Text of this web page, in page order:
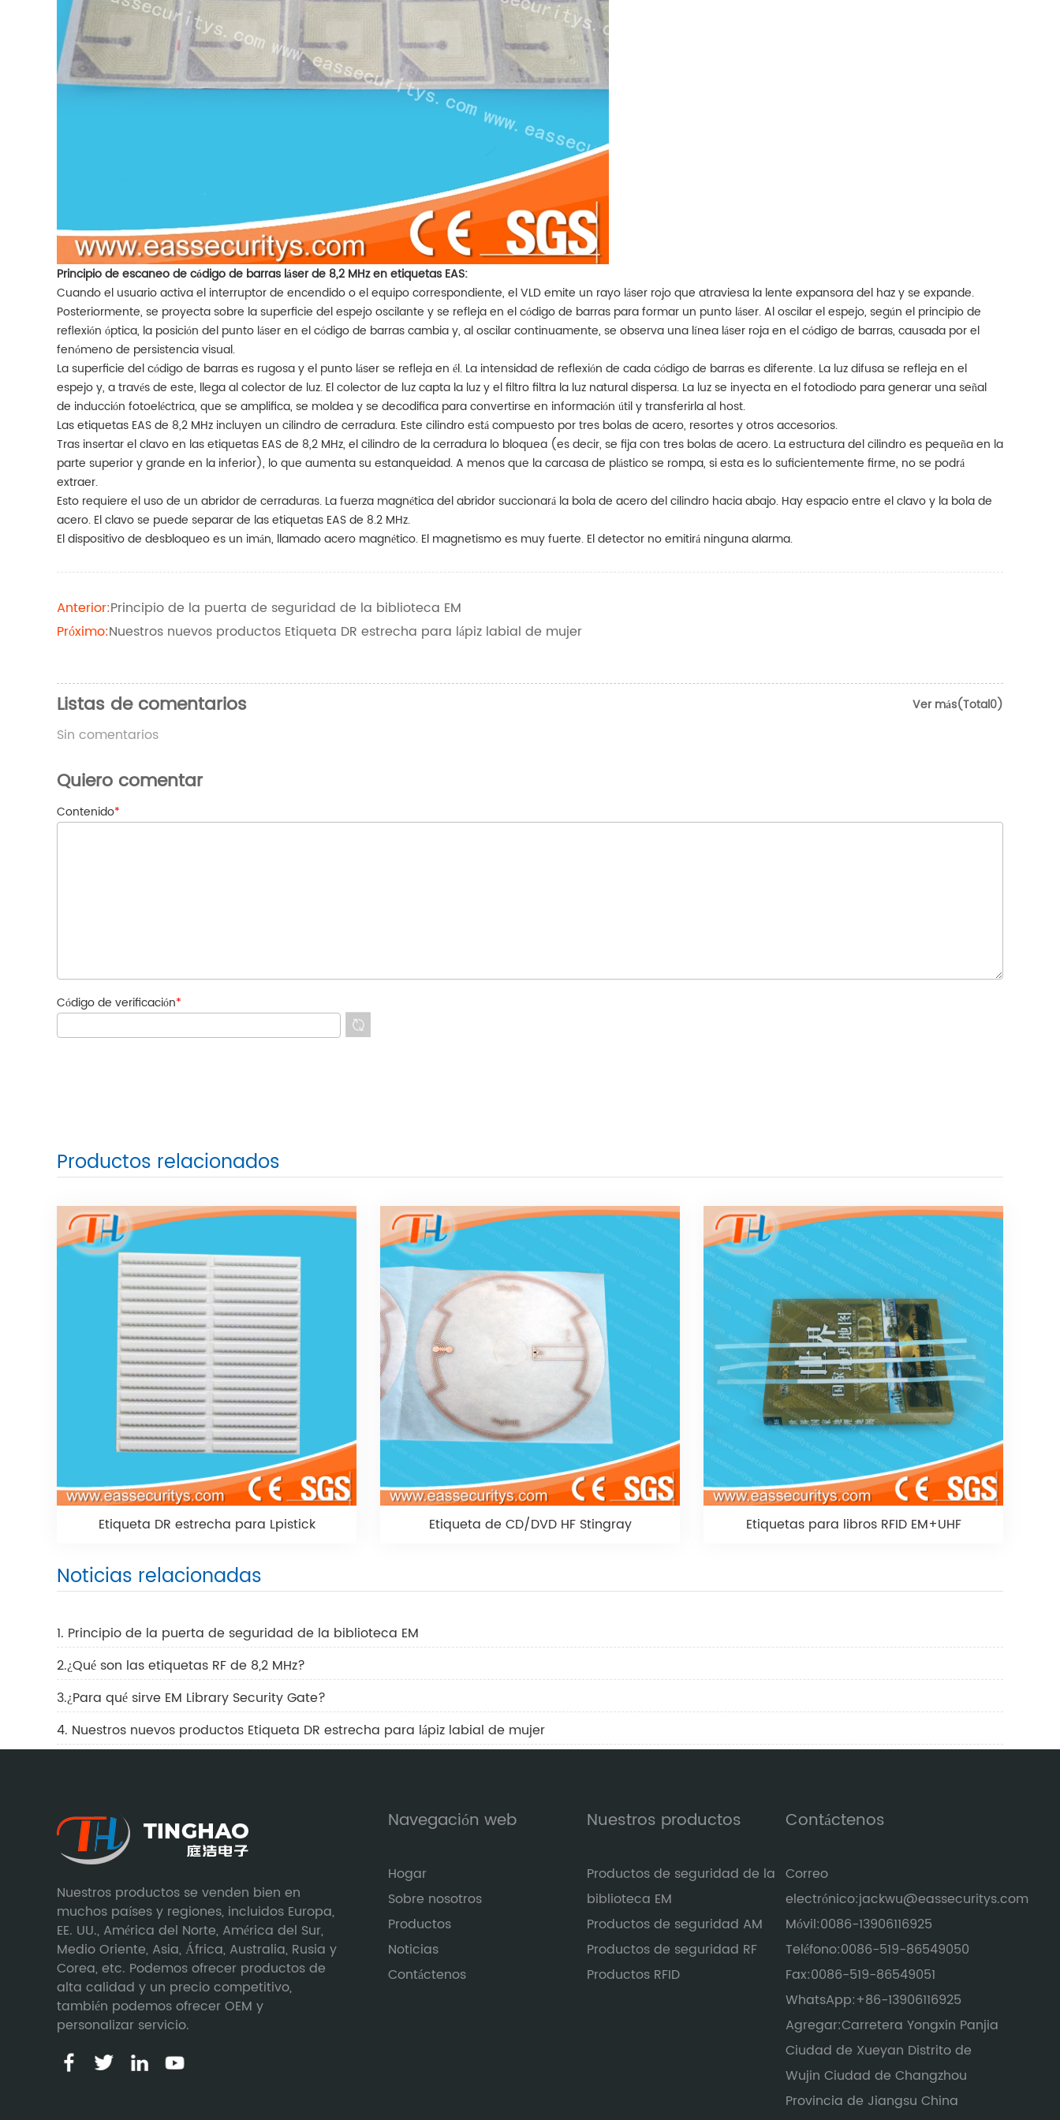
Principio de escaneo de código de barras láser de 8,2 MHz en etiquetas EAS:
Cuando el usuario activa el interruptor de encendido o el equipo correspondiente, el VLD emite un rayo láser rojo que atraviesa la lente expansora del haz y se expande.
Posteriormente, se proyecta sobre la superficie del espejo oscilante y se refleja en el código de barras para formar un punto láser. Al oscilar el espejo, según el principio de
reflexión óptica, la posición del punto láser en el código de barras cambia y, al oscilar continuamente, se observa una línea láser roja en el código de barras, causada por el
fenómeno de persistencia visual.
La superficie del código de barras es rugosa y el punto láser se refleja en él. La intensidad de reflexión de cada código de barras es diferente. La luz difusa se refleja en el
espejo y, a través de este, llega al colector de luz. El colector de luz capta la luz y el filtro filtra la luz natural dispersa. La luz se inyecta en el fotodiodo para generar una señal
de inducción fotoeléctrica, que se amplifica, se moldea y se decodifica para convertirse en información útil y transferirla al host.
Las etiquetas EAS de 8,2 MHz incluyen un cilindro de cerradura. Este cilindro está compuesto por tres bolas de acero, resortes y otros accesorios.
Tras insertar el clavo en las etiquetas EAS de 8,2 MHz, el cilindro de la cerradura lo bloquea (es decir, se fija con tres bolas de acero. La estructura del cilindro es pequeña en la
parte superior y grande en la inferior), lo que aumenta su estanqueidad. A menos que la carcasa de plástico se rompa, si esta es lo suficientemente firme, no se podrá
extraer.
Esto requiere el uso de un abridor de cerraduras. La fuerza magnética del abridor succionará la bola de acero del cilindro hacia abajo. Hay espacio entre el clavo y la bola de
acero. El clavo se puede separar de las etiquetas EAS de 8.2 MHz.
El dispositivo de desbloqueo es un imán, llamado acero magnético. El magnetismo es muy fuerte. El detector no emitirá ninguna alarma.
Anterior:Principio de la puerta de seguridad de la biblioteca EM
Próximo:Nuestros nuevos productos Etiqueta DR estrecha para lápiz labial de mujer
Ver más(Total0)
Listas de comentarios
Sin comentarios
Quiero comentar
Contenido*
Código de verificación*
Productos relacionados
Etiqueta DR estrecha para Lpistick Etiqueta de CD/DVD HF Stingray Etiquetas para libros RFID EM+UHF
Noticias relacionadas
1. Principio de la puerta de seguridad de la biblioteca EM
2.¿Qué son las etiquetas RF de 8,2 MHz?
3.¿Para qué sirve EM Library Security Gate?
4. Nuestros nuevos productos Etiqueta DR estrecha para lápiz labial de mujer
Nuestros productos se venden bien en
muchos países y regiones, incluidos Europa,
EE. UU., América del Norte, América del Sur,
Medio Oriente, Asia, África, Australia, Rusia y
Corea, etc. Podemos ofrecer productos de
alta calidad y un precio competitivo,
también podemos ofrecer OEM y
personalizar servicio.
Navegación web
Hogar
Sobre nosotros
Productos
Noticias
Contáctenos
Nuestros productos
Productos de seguridad de la
biblioteca EM
Productos de seguridad AM
Productos de seguridad RF
Productos RFID
Contáctenos
Correo
electrónico:jackwu@eassecuritys.com
Móvil:0086-13906116925
Teléfono:0086-519-86549050
Fax:0086-519-86549051
WhatsApp:+86-13906116925
Agregar:Carretera Yongxin Panjia
Ciudad de Xueyan Distrito de
Wujin Ciudad de Changzhou
Provincia de Jiangsu China